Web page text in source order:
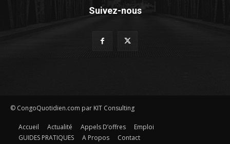
Suivez-nous
© CongoQuotidien.com par KIT Consulting
Accueil Actualité Appels D’offres
Emploi
GUIDES PRATIQUES
A Propos Contact